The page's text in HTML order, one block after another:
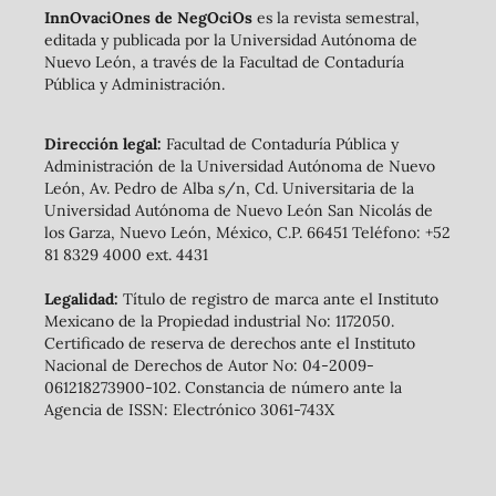
InnOvaciOnes de NegOciOses la revista semestral,
editada y publicada por la Universidad Autónoma de
Nuevo León, a través de la Facultad de Contaduría
Pública y Administración.
Dirección legal: Facultad de Contaduría Pública y
Administración de la Universidad Autónoma de Nuevo
León, Av. Pedro de Alba s/n, Cd. Universitaria de la
Universidad Autónoma de Nuevo León San Nicolás de
los Garza, Nuevo León, México, C.P. 66451 Teléfono: +52
81 8329 4000 ext. 4431
Legalidad: Título de registro de marca ante el Instituto
Mexicano de la Propiedad industrial No: 1172050.
Certificado de reserva de derechos ante el Instituto
Nacional de Derechos de Autor No: 04-2009-
061218273900-102. Constancia de número ante la
Agencia de ISSN: Electrónico 3061-743X